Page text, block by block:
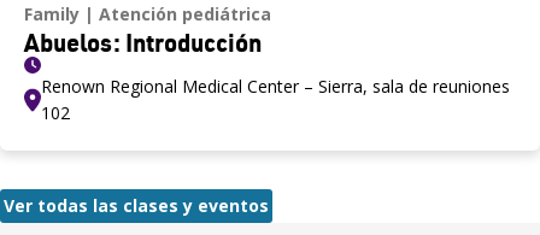
Family
Atención pediátrica
Abuelos: Introducción
Renown Regional Medical Center – Sierra, sala de reuniones
102
Ver todas las clases y eventos